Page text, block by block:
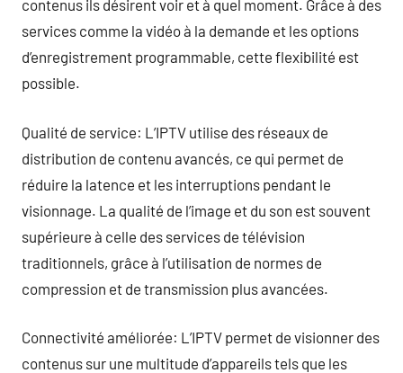
contenus ils désirent voir et à quel moment. Grâce à des
services comme la vidéo à la demande et les options
d’enregistrement programmable, cette flexibilité est
possible.
Qualité de service: L’IPTV utilise des réseaux de
distribution de contenu avancés, ce qui permet de
réduire la latence et les interruptions pendant le
visionnage. La qualité de l’image et du son est souvent
supérieure à celle des services de télévision
traditionnels, grâce à l’utilisation de normes de
compression et de transmission plus avancées.
Connectivité améliorée: L’IPTV permet de visionner des
contenus sur une multitude d’appareils tels que les